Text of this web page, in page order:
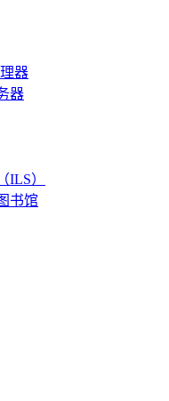
器
器
ILS）
书馆